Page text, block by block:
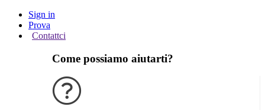
Sign in
Prova
Contattci
Come possiamo aiutarti?